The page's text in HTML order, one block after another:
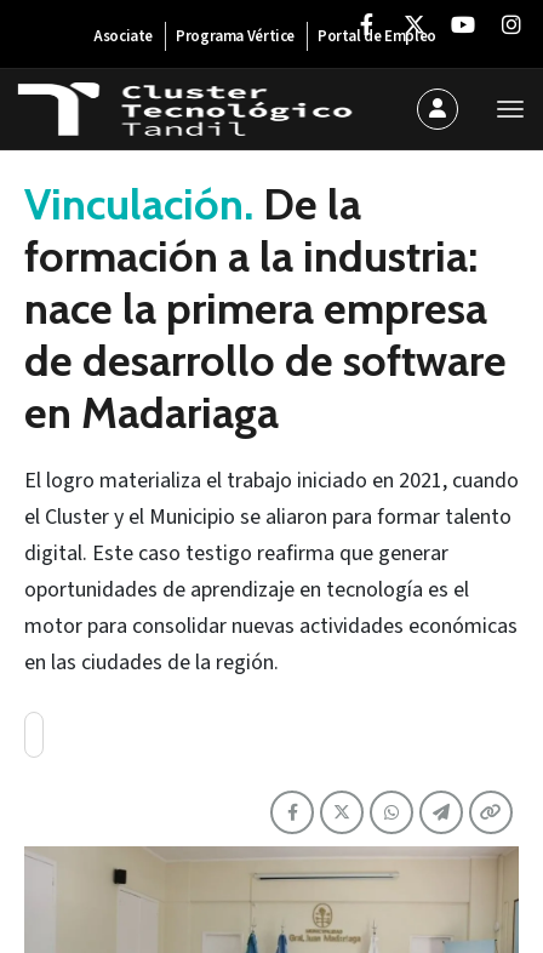
Asociate Programa Vértice Portal de Empleo
12 de diciembre de 2025
Vinculación. De la
formación a la industria:
nace la primera empresa
de desarrollo de software
en Madariaga
El logro materializa el trabajo iniciado en 2021, cuando
el Cluster y el Municipio se aliaron para formar talento
digital. Este caso testigo reafirma que generar
oportunidades de aprendizaje en tecnología es el
motor para consolidar nuevas actividades económicas
en las ciudades de la región.